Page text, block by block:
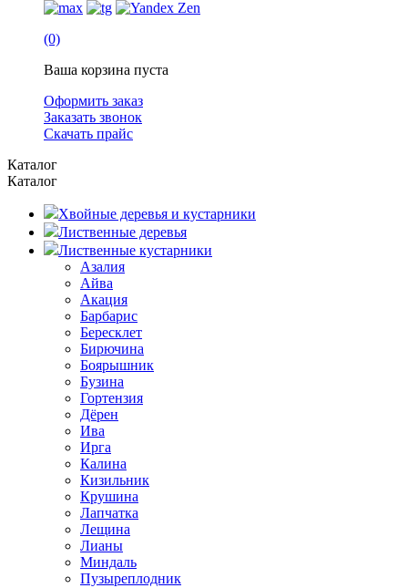
(0)
Ваша корзина пуста
Оформить заказ
Заказать звонок
Скачать прайс
Каталог
Каталог
Хвойные деревья и кустарники
Лиственные деревья
Лиственные кустарники
Азалия
Айва
Акация
Барбарис
Бересклет
Бирючина
Боярышник
Бузина
Гортензия
Дёрен
Ива
Ирга
Калина
Кизильник
Крушина
Лапчатка
Лещина
Лианы
Миндаль
Пузыреплодник